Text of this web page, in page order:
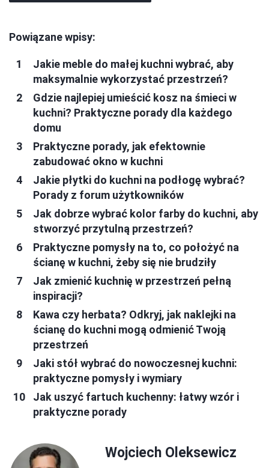
Powiązane wpisy:
Jakie meble do małej kuchni wybrać, aby
maksymalnie wykorzystać przestrzeń?
Gdzie najlepiej umieścić kosz na śmieci w
kuchni? Praktyczne porady dla każdego
domu
Praktyczne porady, jak efektownie
zabudować okno w kuchni
Jakie płytki do kuchni na podłogę wybrać?
Porady z forum użytkowników
Jak dobrze wybrać kolor farby do kuchni, aby
stworzyć przytulną przestrzeń?
Praktyczne pomysły na to, co położyć na
ścianę w kuchni, żeby się nie brudziły
Jak zmienić kuchnię w przestrzeń pełną
inspiracji?
Kawa czy herbata? Odkryj, jak naklejki na
ścianę do kuchni mogą odmienić Twoją
przestrzeń
Jaki stół wybrać do nowoczesnej kuchni:
praktyczne pomysły i wymiary
Jak uszyć fartuch kuchenny: łatwy wzór i
praktyczne porady
Wojciech Oleksewicz